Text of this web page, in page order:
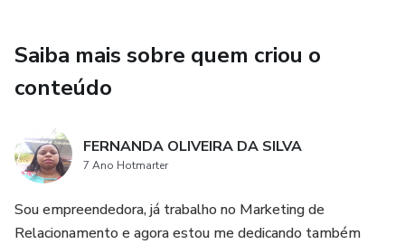
Saiba mais sobre quem criou o
conteúdo
FERNANDA OLIVEIRA DA SILVA
7 Ano Hotmarter
Sou empreendedora, já trabalho no Marketing de
Relacionamento e agora estou me dedicando também